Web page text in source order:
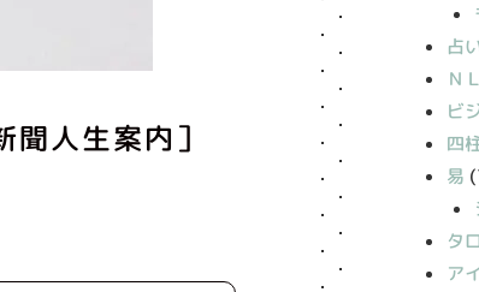
人生案内］
占
Ｎ
ビ
四
易
タ
ア